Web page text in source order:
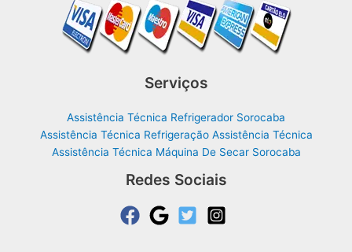
Serviços
Assistência Técnica Refrigerador Sorocaba
Assistência Técnica Refrigeração Assistência Técnica
Assistência Técnica Máquina De Secar Sorocaba
Redes Sociais